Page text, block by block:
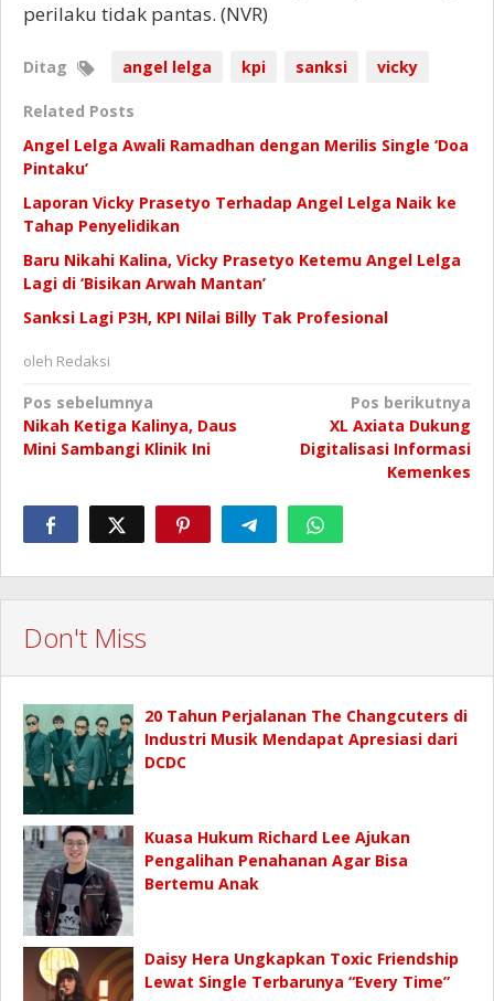
perilaku tidak pantas. (NVR)
Ditag angel lelga kpi sanksi vicky
Related Posts
Angel Lelga Awali Ramadhan dengan Merilis Single ‘Doa
Pintaku’
Laporan Vicky Prasetyo Terhadap Angel Lelga Naik ke
Tahap Penyelidikan
Baru Nikahi Kalina, Vicky Prasetyo Ketemu Angel Lelga
Lagi di ‘Bisikan Arwah Mantan’
Sanksi Lagi P3H, KPI Nilai Billy Tak Profesional
oleh Redaksi
Navigasi
pos
Pos sebelumnya
Nikah Ketiga Kalinya, Daus
Mini Sambangi Klinik Ini
Pos berikutnya
XL Axiata Dukung
Digitalisasi Informasi
Kemenkes
Don't Miss
20 Tahun Perjalanan The Changcuters di
Industri Musik Mendapat Apresiasi dari
DCDC
Kuasa Hukum Richard Lee Ajukan
Pengalihan Penahanan Agar Bisa
Bertemu Anak
Daisy Hera Ungkapkan Toxic Friendship
Lewat Single Terbarunya “Every Time”